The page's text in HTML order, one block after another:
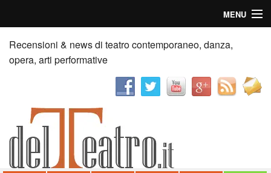
MENU
Home
Recensioni
News
Palazzi consiglia
Recensioni & news di teatro contemporaneo, danza,
opera, arti performative